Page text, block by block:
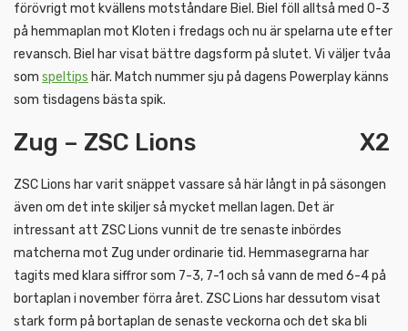
förövrigt mot kvällens motståndare Biel. Biel föll alltså med 0-3
på hemmaplan mot Kloten i fredags och nu är spelarna ute efter
revansch. Biel har visat bättre dagsform på slutet. Vi väljer tvåa
som speltips här. Match nummer sju på dagens Powerplay känns
som tisdagens bästa spik.
Zug – ZSC Lions X2
ZSC Lions har varit snäppet vassare så här långt in på säsongen
även om det inte skiljer så mycket mellan lagen. Det är
intressant att ZSC Lions vunnit de tre senaste inbördes
matcherna mot Zug under ordinarie tid. Hemmasegrarna har
tagits med klara siffror som 7-3, 7-1 och så vann de med 6-4 på
bortaplan i november förra året. ZSC Lions har dessutom visat
stark form på bortaplan de senaste veckorna och det ska bli